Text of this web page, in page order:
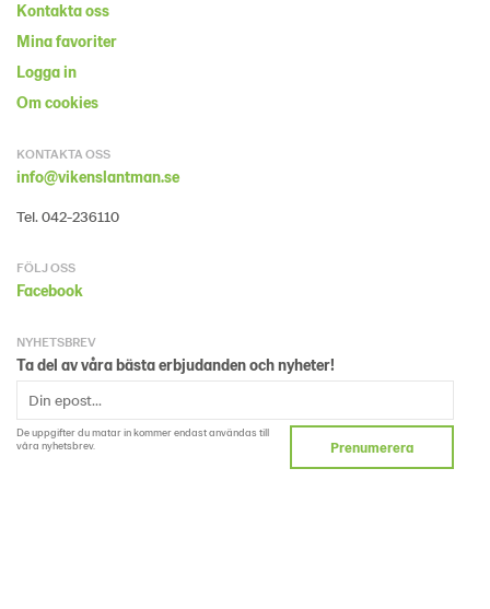
Kontakta oss
Mina favoriter
Logga in
Om cookies
KONTAKTA OSS
info@vikenslantman.se
Tel. 042-236110
FÖLJ OSS
Facebook
NYHETSBREV
Ta del av våra bästa erbjudanden och nyheter!
De uppgifter du matar in kommer endast användas till
våra nyhetsbrev.
Prenumerera